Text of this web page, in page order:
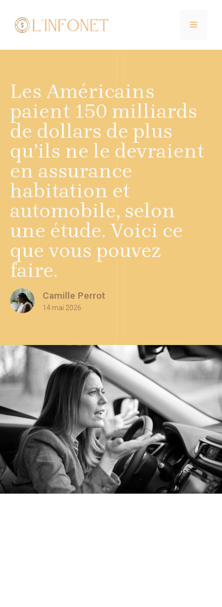
contenu
MENU
Les Américains
paient 150 milliards
de dollars de plus
qu’ils ne le devraient
en assurance
habitation et
automobile, selon
une étude. Voici ce
que vous pouvez
faire.
Camille Perrot
14 mai 2026